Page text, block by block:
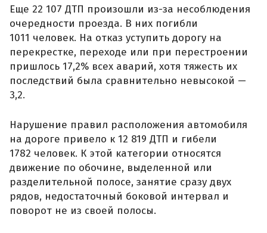
Еще 22 107 ДТП произошли из-за несоблюдения
очередности проезда. В них погибли
1011 человек. На отказ уступить дорогу на
перекрестке, переходе или при перестроении
пришлось 17,2% всех аварий, хотя тяжесть их
последствий была сравнительно невысокой —
3,2.
Нарушение правил расположения автомобиля
на дороге привело к 12 819 ДТП и гибели
1782 человек. К этой категории относятся
движение по обочине, выделенной или
разделительной полосе, занятие сразу двух
рядов, недостаточный боковой интервал и
поворот не из своей полосы.